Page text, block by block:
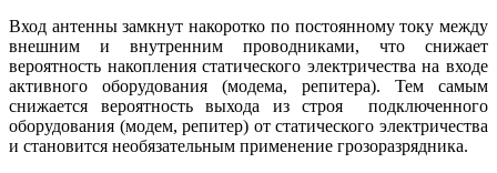
Вход антенны замкнут накоротко по постоянному току между
внешним и внутренним проводниками, что снижает
вероятность накопления статического электричества на входе
активного оборудования (модема, репитера). Тем самым
снижается вероятность выхода из строя подключенного
оборудования (модем, репитер) от статического электричества
и становится необязательным применение грозоразрядника.